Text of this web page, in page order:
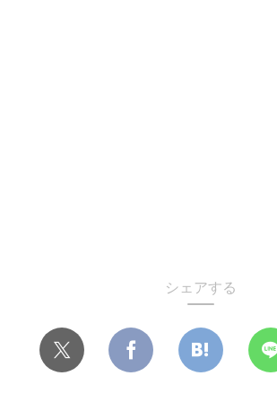
シェアする